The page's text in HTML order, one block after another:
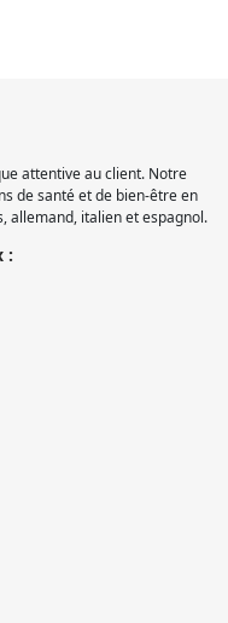
attentive au client. Notre
de santé et de bien-être en
allemand, italien et espagnol.
: